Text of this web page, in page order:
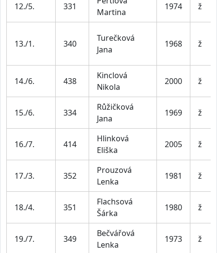
12./5. 331
Martina
1974 ž
13./1. 340
Turečková
Jana
1968 ž
14./6. 438
Kinclová
Nikola
2000 ž
15./6. 334
Růžičková
Jana
1969 ž
16./7. 414
Hlinková
Eliška
2005 ž
17./3. 352
Prouzová
Lenka
1981 ž
18./4. 351
Flachsová
Šárka
1980 ž
19./7. 349
Bečvářová
Lenka
1973 ž